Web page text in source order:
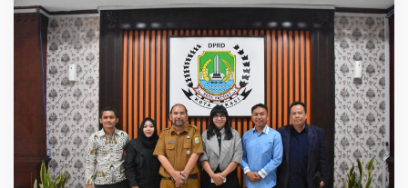
Usulkan
Naskah
Akademik
Pencegahan
Perilaku
Seksual
Berisiko